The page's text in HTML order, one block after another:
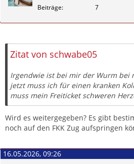
Beiträge 7
Zitat von schwabe05
Irgendwie ist bei mir der Wurm bei
jetzt muss ich für einen kranken
muss mein Freiticket schweren
Wird es weitergegeben? Es gibt
noch auf den FKK Zug aufspringen
16.05.2026, 09:26